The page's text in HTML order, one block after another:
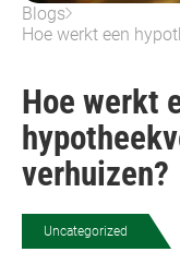
Blogs
Hoe werkt een
Hoe werkt
verhuizen?
Uncategorized